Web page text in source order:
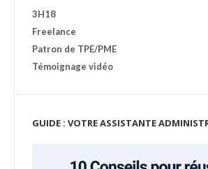
3H18
Freelance
Patron de TPE/PME
Témoignage vidéo
GUIDE : VOTRE ASSISTANTE